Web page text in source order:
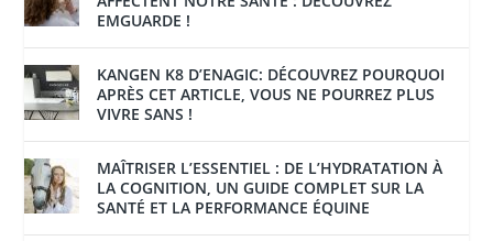
EMGUARDE !
KANGEN K8 D’ENAGIC: DÉCOUVREZ POURQUOI
APRÈS CET ARTICLE, VOUS NE POURREZ PLUS
VIVRE SANS !
MAÎTRISER L’ESSENTIEL : DE L’HYDRATATION À
LA COGNITION, UN GUIDE COMPLET SUR LA
SANTÉ ET LA PERFORMANCE ÉQUINE